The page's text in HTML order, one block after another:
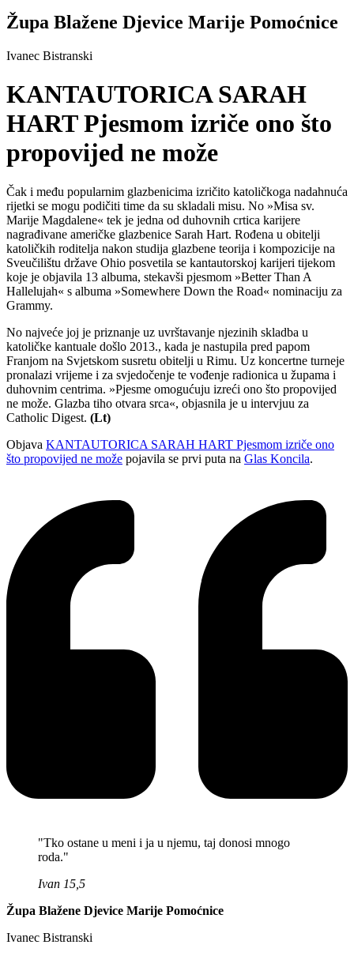
Župa Blažene Djevice Marije Pomoćnice
Ivanec Bistranski
KANTAUTORICA SARAH
HART Pjesmom izriče ono što
propovijed ne može
Čak i među popularnim glazbenicima izričito katoličkoga nadahnuća
rijetki se mogu podičiti time da su skladali misu. No »Misa sv.
Marije Magdalene« tek je jedna od duhovnih crtica karijere
nagrađivane američke glazbenice Sarah Hart. Rođena u obitelji
katoličkih roditelja nakon studija glazbene teorija i kompozicije na
Sveučilištu države Ohio posvetila se kantautorskoj karijeri tijekom
koje je objavila 13 albuma, stekavši pjesmom »Better Than A
Hallelujah« s albuma »Somewhere Down the Road« nominaciju za
Grammy.
No najveće joj je priznanje uz uvrštavanje njezinih skladba u
katoličke kantuale došlo 2013., kada je nastupila pred papom
Franjom na Svjetskom susretu obitelji u Rimu. Uz koncertne turneje
pronalazi vrijeme i za svjedočenje te vođenje radionica u župama i
duhovnim centrima. »Pjesme omogućuju izreći ono što propovijed
ne može. Glazba tiho otvara srca«, objasnila je u intervjuu za
Catholic Digest. (Lt)
Objava KANTAUTORICA SARAH HART Pjesmom izriče ono
što propovijed ne može pojavila se prvi puta na Glas Koncila.
"Tko ostane u meni i ja u njemu, taj donosi mnogo
roda."
Ivan 15,5
Župa Blažene Djevice Marije Pomoćnice
Ivanec Bistranski